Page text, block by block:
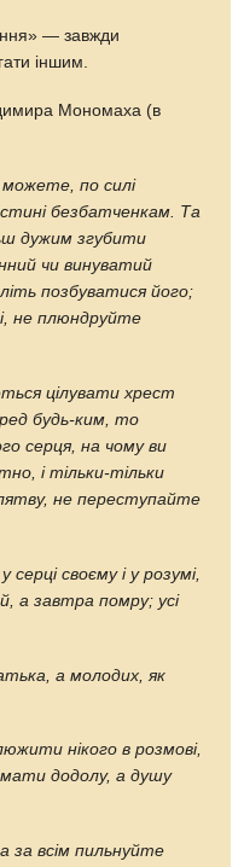
— завжди
іншим.
Мономаха (в
по силі
безбатченкам. Та
дужим згубити
чи винуватий
позбуватися його;
не плюндруйте
цілувати хрест
будь-ким, то
серця, на чому ви
і тільки-тільки
не переступайте
серці своєму і у розумі,
а завтра помру; усі
а молодих, як
нікого в розмові,
додолу, а душу
за всім пильнуйте